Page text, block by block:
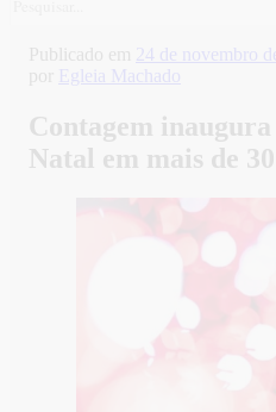
Publicado em 24 de novembro
por
Egleia Machado
Contagem
Natal em mais de